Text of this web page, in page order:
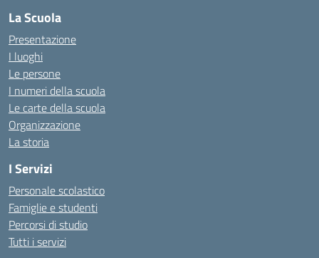
La Scuola
Presentazione
I luoghi
Le persone
I numeri della scuola
Le carte della scuola
Organizzazione
La storia
I Servizi
Personale scolastico
Famiglie e studenti
Percorsi di studio
Tutti i servizi